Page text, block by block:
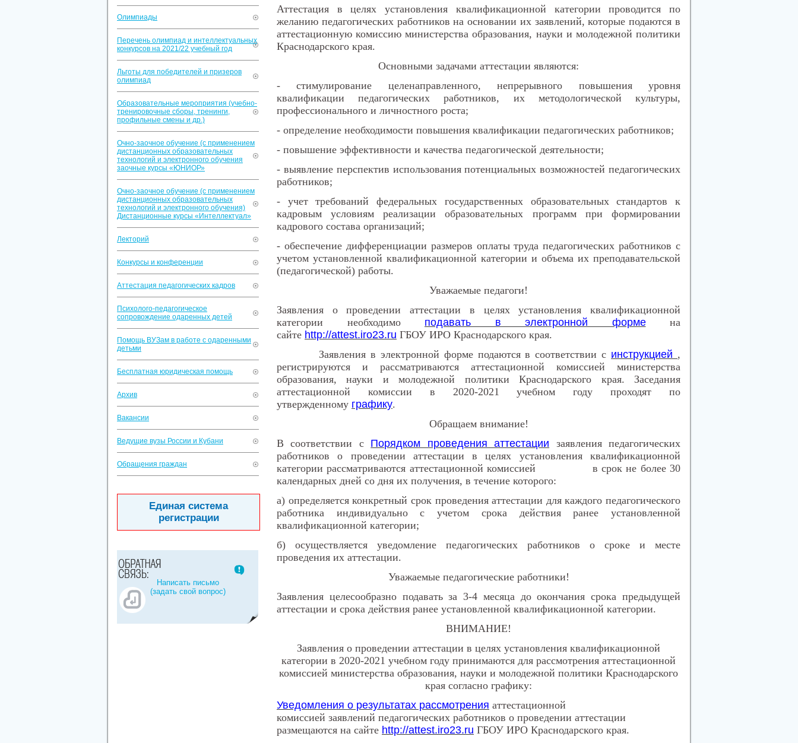
Олимпиады
Перечень олимпиад и интеллектуальных
конкурсов на 2021/22 учебный год
Льготы для победителей и призеров
олимпиад
Образовательные мероприятия (учебно-
тренировочные сборы, тренинги,
профильные смены и др.)
Очно-заочное обучение (с применением
дистанционных образовательных
технологий и электронного обучения
заочные курсы «ЮНИОР»
Очно-заочное обучение (с применением
дистанционных образовательных
технологий и электронного обучения)
Дистанционные курсы «Интеллектуал»
Лекторий
Конкурсы и конференции
Аттестация педагогических кадров
Психолого-педагогическое
сопровождение одаренных детей
Помощь ВУЗам в работе с одаренными
детьми
Бесплатная юридическая помощь
Архив
Вакансии
Ведущие вузы России и Кубани
Обращения граждан
Единая система
регистрации
Написать письмо
(задать свой вопрос)
Аттестация в целях установления квалификационной категории проводится по
желанию педагогических работников на основании их заявлений, которые подаются в
аттестационную комиссию министерства образования, науки и молодежной политики
Краснодарского края.
Основными задачами аттестации являются:
- стимулирование целенаправленного, непрерывного повышения уровня
квалификации педагогических работников, их методологической культуры,
профессионального и личностного роста;
- определение необходимости повышения квалификации педагогических работников;
- повышение эффективности и качества педагогической деятельности;
- выявление перспектив использования потенциальных возможностей педагогических
работников;
- учет требований федеральных государственных образовательных стандартов к
кадровым условиям реализации образовательных программ при формировании
кадрового состава организаций;
- обеспечение дифференциации размеров оплаты труда педагогических работников с
учетом установленной квалификационной категории и объема их преподавательской
(педагогической) работы.
Уважаемые педагоги!
Заявления о проведении аттестации в целях установления квалификационной
категории необходимо подавать в электронной формена
сайте http://attest.iro23.ru ГБОУ ИРО Краснодарского края.
Заявления в электронной форме подаются в соответствии с инструкцией ,
регистрируются и рассматриваются аттестационной комиссией министерства
образования, науки и молодежной политики Краснодарского края. Заседания
аттестационной комиссии в 2020-2021 учебном году проходят по
утвержденному графику.
Обращаем внимание!
В соответствии с Порядком проведения аттестации заявления педагогических
работников о проведении аттестации в целях установления квалификационной
категории рассматриваются аттестационной комиссией в срок не более 30
календарных дней со дня их получения, в течение которого:
а) определяется конкретный срок проведения аттестации для каждого педагогического
работника индивидуально с учетом срока действия ранее установленной
квалификационной категории;
б) осуществляется уведомление педагогических работников о сроке и месте
проведения их аттестации.
Уважаемые педагогические работники!
Заявления целесообразно подавать за 3-4 месяца до окончания срока предыдущей
аттестации и срока действия ранее установленной квалификационной категории.
ВНИМАНИЕ!
Заявления о проведении аттестации в целях установления квалификационной
категории в 2020-2021 учебном году принимаются для рассмотрения аттестационной
комиссией министерства образования, науки и молодежной политики Краснодарского
края согласно графику:
Уведомления о результатах рассмотрения аттестационной
комиссией заявлений педагогических работников о проведении аттестации
размещаются на сайте http://attest.iro23.ru ГБОУ ИРО Краснодарского края.